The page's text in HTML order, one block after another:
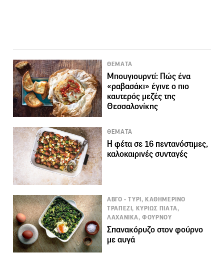
ΘΕΜΑΤΑ
Μπουγιουρντί: Πώς ένα
«ραβασάκι» έγινε ο πιο
καυτερός μεζές της
Θεσσαλονίκης
ΘΕΜΑΤΑ
Η φέτα σε 16 πεντανόστιμες,
καλοκαιρινές συνταγές
ΑΒΓΟ - ΤΥΡΙ, ΚΑΘΗΜΕΡΙΝΟ
ΤΡΑΠΕΖΙ, ΚΥΡΙΩΣ ΠΙΑΤΑ,
ΛΑΧΑΝΙΚΑ, ΦΟΥΡΝΟΥ
Σπανακόρυζο στον φούρνο
με αυγά